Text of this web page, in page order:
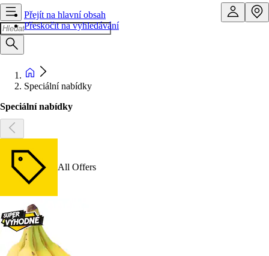
Přejít na hlavní obsah
Přeskočit na vyhledávání
Speciální nabídky
Speciální nabídky
All Offers